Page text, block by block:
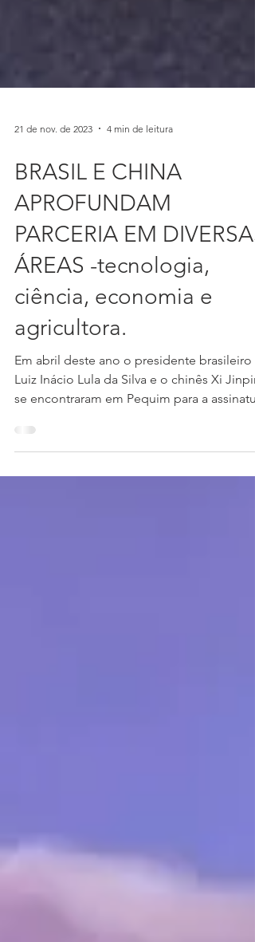
21 de nov. de 2023 4 min de leitura
BRASIL E CHINA
APROFUNDAM
PARCERIA EM DIVERSAS
ÁREAS -tecnologia,
ciência, economia e
agricultora.
Em abril deste ano o presidente brasileiro
de...